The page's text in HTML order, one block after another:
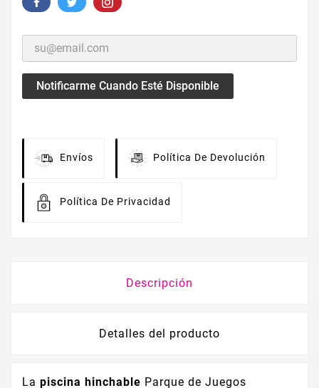
Notificarme Cuando Esté Disponible
Envíos Política De Devolución
Política De Privacidad
Descripción
Detalles del producto
La piscina hinchable Parque de Juegos